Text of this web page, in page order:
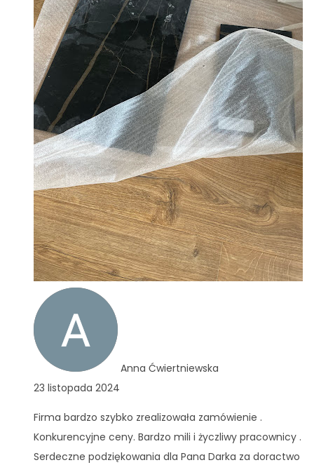
Anna Ćwiertniewska
23 listopada 2024
Firma bardzo szybko zrealizowała zamówienie .
Konkurencyjne ceny. Bardzo mili i życzliwy pracownicy .
Serdeczne podziękowania dla Pana Darka za doractwo